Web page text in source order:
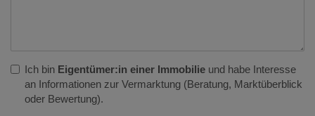
Ich bin Eigentümer:in einer Immobilie und habe Interesse
an Informationen zur Vermarktung (Beratung, Marktüberblick
oder Bewertung).